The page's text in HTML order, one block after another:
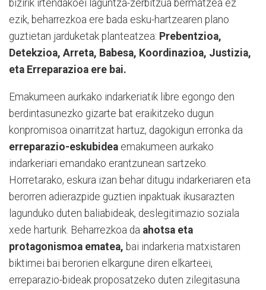
bizirik irtendakoei laguntza-zerbitzua bermatzea ez
ezik, beharrezkoa ere bada esku-hartzearen plano
guztietan jarduketak planteatzea: Prebentzioa,
Detekzioa, Arreta, Babesa, Koordinazioa, Justizia,
eta Erreparazioa ere bai.
Emakumeen aurkako indarkeriatik libre egongo den
berdintasunezko gizarte bat eraikitzeko dugun
konpromisoa oinarritzat hartuz, dagokigun erronka da
erreparazio-eskubidea emakumeen aurkako
indarkeriari emandako erantzunean sartzeko.
Horretarako, eskura izan behar ditugu indarkeriaren eta
berorren adierazpide guztien inpaktuak ikusarazten
lagunduko duten baliabideak, deslegitimazio soziala
xede harturik. Beharrezkoa da ahotsa eta
protagonismoa ematea, bai indarkeria matxistaren
biktimei bai berorien elkargune diren elkarteei,
erreparazio-bideak proposatzeko duten zilegitasuna